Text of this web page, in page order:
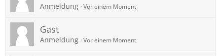
Anmeldung Vor einem Moment
Gast
Anmeldung Vor einem Moment